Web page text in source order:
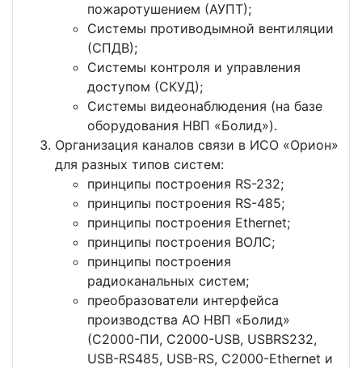
пожаротушением (АУПТ);
Системы противодымной вентиляции
(СПДВ);
Системы контроля и управления
доступом (СКУД);
Системы видеонаблюдения (на базе
оборудования НВП «Болид»).
Организация каналов связи в ИСО «Орион»
для разных типов систем:
принципы построения RS-232;
принципы построения RS-485;
принципы построения Ethernet;
принципы построения ВОЛС;
принципы построения
радиоканальных систем;
преобразователи интерфейса
производства АО НВП «Болид»
(С2000-ПИ, С2000-USB, USBRS232,
USB-RS485, USB-RS, C2000-Ethernet и